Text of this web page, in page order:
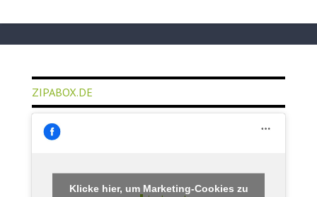
ZIPABOX.DE
Klicke hier, um Marketing-Cookies zu